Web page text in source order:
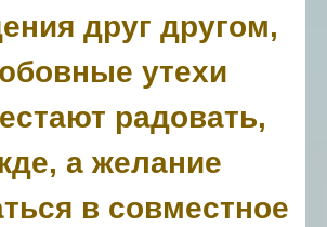
друг другом,
утехи
радовать,
а желание
в совместное